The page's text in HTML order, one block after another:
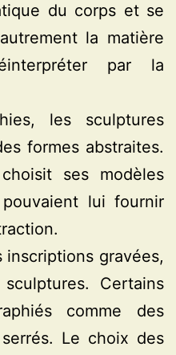
du corps et se
la matière
par la
les sculptures
formes abstraites.
ses modèles
lui fournir
gravées,
Certains
comme des
Le choix des